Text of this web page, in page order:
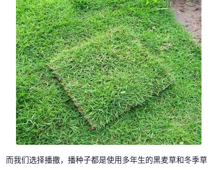
而我们选择播撒，播种子都是使用多年生的黑麦草和冬季草